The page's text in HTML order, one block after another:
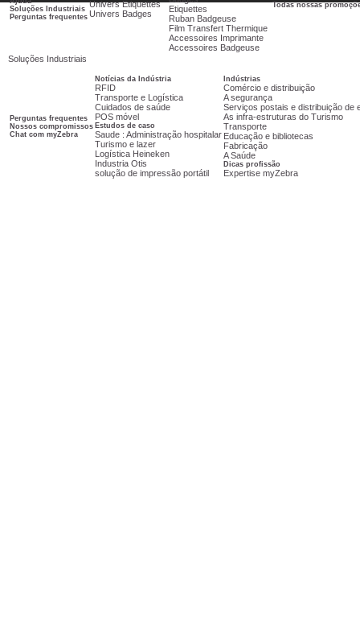
Soluções Industriais
Perguntas frequentes
Univers Etiquettes
Univers Badges
Etiquettes
Ruban Badgeuse
Film Transfert Thermique
Accessoires Imprimante
Accessoires Badgeuse
Todas nossas
Soluções Industriais
Perguntas frequentes
Nossos compromissos
Chat com myZebra
Notícias da Indústria
RFID
Transporte e Logística
Cuidados de saúde
POS móvel
Estudos de caso
Saude : Administração hospitalar
Turismo e lazer
Logística Heineken
Industria Otis
solução de impressão portátil
Indústrias
Comércio e distribuição
A segurança
Serviços postais e distribuição de
As infra-estruturas do Turismo
Transporte
Educação e bibliotecas
Fabricação
A Saúde
Dicas profissão
Expertise myZebra